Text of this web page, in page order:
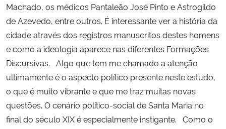
Machado, os médicos Pantaleão José Pinto e Astrogildo
de Azevedo, entre outros. É interessante ver a história da
cidade através dos registros manuscritos destes homens
e como a ideologia aparece nas diferentes Formações
Discursivas. Algo que tem me chamado a atenção
ultimamente é o aspecto político presente neste estudo,
o que é muito vibrante e que me traz muitas novas
questões. O cenário político-social de Santa Maria no
final do século XIX é especialmente instigante. Como o